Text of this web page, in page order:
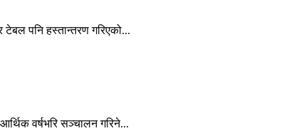
टेबल पनि हस्तान्तरण गरिएको...
वर्षभरि सञ्चालन गरिने...